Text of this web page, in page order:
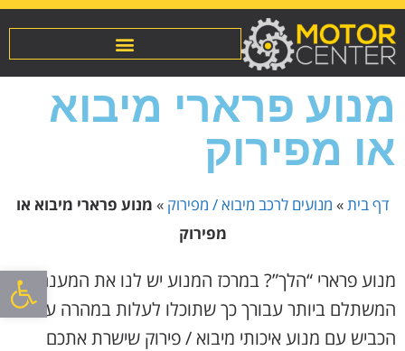
פתח
מנוע פרארי מיבוא
או מפירוק
דף בית » מנועים לרכב מיבוא / מפירוק » מנוע פרארי מיבוא או
מפירוק
מנוע פרארי “הלך”? במרכז המנוע יש לנו את המענה
המשתלם ביותר עבורך כך שתוכלו לעלות במהרה על
הכביש עם מנוע איכותי מיבוא / פירוק שישרת אתכם